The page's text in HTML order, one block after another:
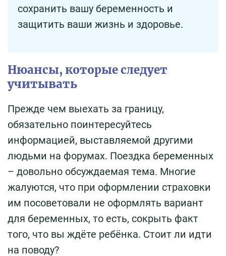
сохранить вашу беременность и
защитить ваши жизнь и здоровье.
Нюансы, которые следует
учитывать
Прежде чем выехать за границу,
обязательно поинтересуйтесь
информацией, выставляемой другими
людьми на форумах. Поездка беременных
– довольно обсуждаемая тема. Многие
жалуются, что при оформлении страховки
им посоветовали не оформлять вариант
для беременных, то есть, сокрыть факт
того, что вы ждёте ребёнка. Стоит ли идти
на поводу?